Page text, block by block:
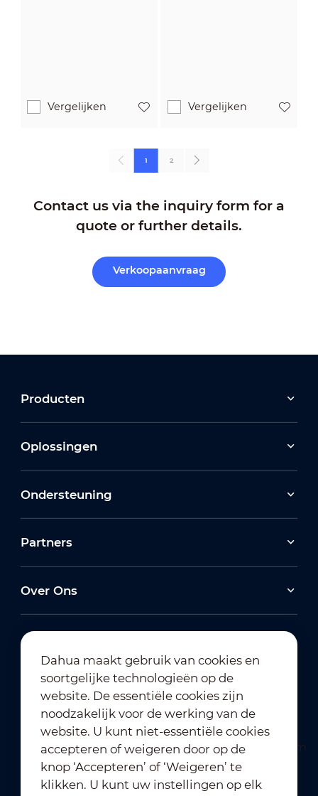
Vergelijken Vergelijken
1 2
Contact us via the inquiry form for a
quote or further details.
Verkoopaanvraag
Producten
Oplossingen
Ondersteuning
Partners
Over Ons
Abonneren op nieuwsbrief
Dahua maakt gebruik van cookies en
soortgelijke technologieën op de
website. De essentiële cookies zijn
noodzakelijk voor de werking van de
website. U kunt niet-essentiële cookies
accepteren of weigeren door op de
knop ‘Accepteren’ of ‘Weigeren’ te
klikken. U kunt uw instellingen op elk